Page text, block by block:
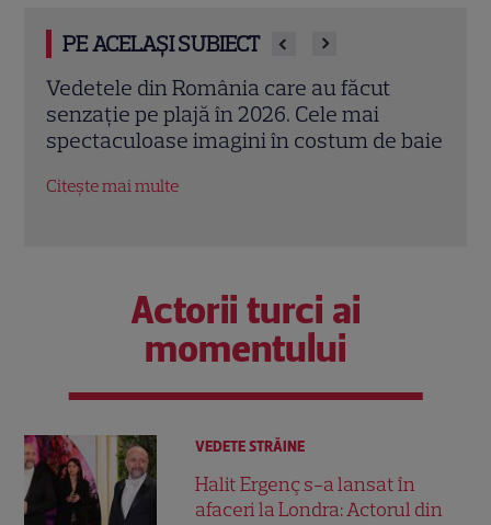
PE ACELAȘI SUBIECT
Mihaela Rădulescu împlinește 57 de ani.
Povestea uneia dintre cele mai iubite
vedete TV și marea iubire alături de Felix
Actorii turci ai
momentului
VEDETE STRĂINE
Halit Ergenç s-a lansat în
afaceri la Londra: Actorul din